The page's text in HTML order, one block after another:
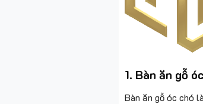
1. Bàn ăn gỗ
Bàn ăn gỗ óc chó